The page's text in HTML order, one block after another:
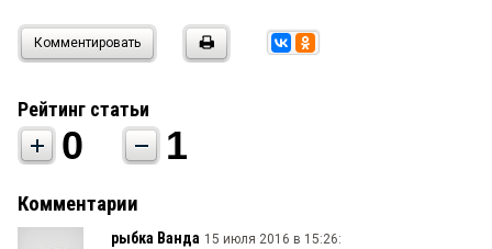
Комментировать
Рейтинг статьи
0 1
Комментарии
рыбка Ванда 15 июля 2016 в 15:26: